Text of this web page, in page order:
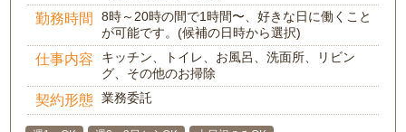
勤務時間
8時～20時の間で1時間〜、好きな日に働くこと
が可能です。(候補の日時から選択)
仕事内容
キッチン、トイレ、お風呂、洗面所、リビン
グ、その他のお掃除
契約形態 業務委託